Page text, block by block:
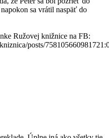
sa vrátil naspäť do
Ružovej knižnice na FB:
posts/